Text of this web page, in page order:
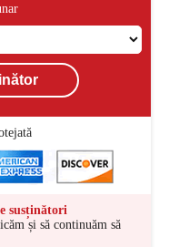
susținători
și să continuăm să